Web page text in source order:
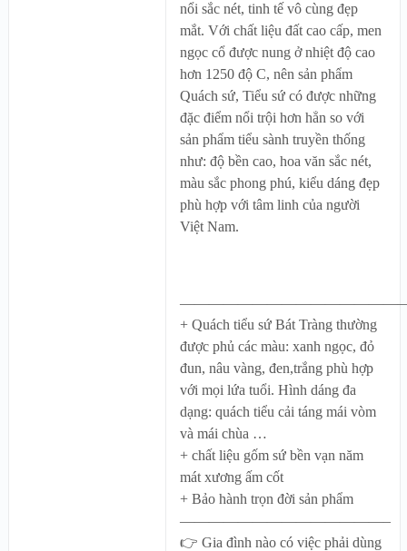
nổi sắc nét, tinh tế vô cùng đẹp
mắt. Với chất liệu đất cao cấp, men
ngọc cổ được nung ở nhiệt độ cao
hơn 1250 độ C, nên sản phẩm
Quách sứ, Tiểu sứ có được những
đặc điểm nổi trội hơn hẳn so với
sản phẩm tiểu sành truyền thống
như: độ bền cao, hoa văn sắc nét,
màu sắc phong phú, kiểu dáng đẹp
phù hợp với tâm linh của người
Việt Nam.
+ Quách tiểu sứ Bát Tràng thường
được phủ các màu: xanh ngọc, đỏ
đun, nâu vàng, đen,trắng phù hợp
với mọi lứa tuổi. Hình dáng đa
dạng: quách tiểu cải táng mái vòm
và mái chùa …
+ chất liệu gốm sứ bền vạn năm
mát xương ấm cốt
+ Bảo hành trọn đời sản phẩm
——————————————–
👉 Gia đình nào có việc phải dùng